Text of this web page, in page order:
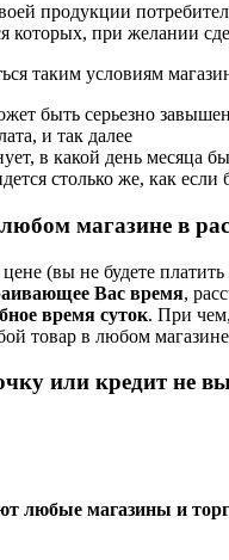
продукции
которых, при желании
таким условиям
быть серьезно
и так далее
в какой день месяца
столько же, как
магазине в
(вы не будете
Вас время,
время суток. При
товар в любом
или кредит не
любые магазины и